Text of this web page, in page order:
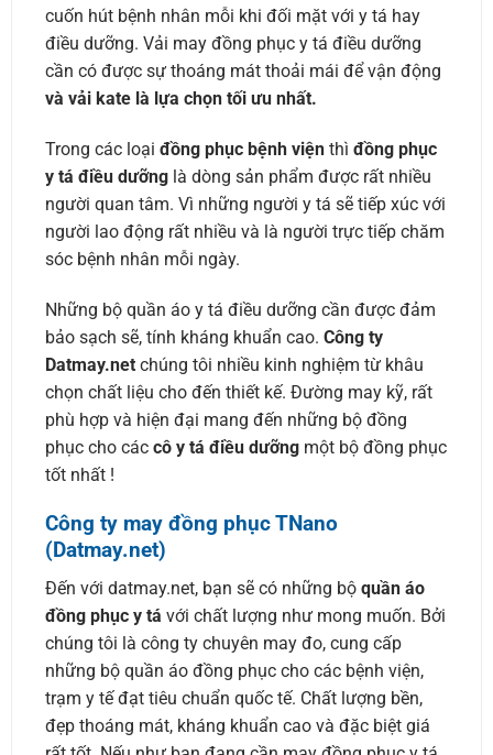
cuốn hút bệnh nhân mỗi khi đối mặt với y tá hay
điều dưỡng. Vải may đồng phục y tá điều dưỡng
cần có được sự thoáng mát thoải mái để vận động
và vải kate là lựa chọn tối ưu nhất.
Trong các loại đồng phục bệnh việnthì đồng phục
y tá điều dưỡng là dòng sản phẩm được rất nhiều
người quan tâm. Vì những người y tá sẽ tiếp xúc với
người lao động rất nhiều và là người trực tiếp chăm
sóc bệnh nhân mỗi ngày.
Những bộ quần áo y tá điều dưỡng cần được đảm
bảo sạch sẽ, tính kháng khuẩn cao. Công ty
Datmay.netchúng tôi nhiều kinh nghiệm từ khâu
chọn chất liệu cho đến thiết kế. Đường may kỹ, rất
phù hợp và hiện đại mang đến những bộ đồng
phục cho các cô y tá điều dưỡngmột bộ đồng phục
tốt nhất !
Công ty may đồng phục TNano
(Datmay.net)
Đến với datmay.net, bạn sẽ có những bộ quần áo
đồng phục y tá với chất lượng như mong muốn. Bởi
chúng tôi là công ty chuyên may đo, cung cấp
những bộ quần áo đồng phục cho các bệnh viện,
trạm y tế đạt tiêu chuẩn quốc tế. Chất lượng bền,
đẹp thoáng mát, kháng khuẩn cao và đặc biệt giá